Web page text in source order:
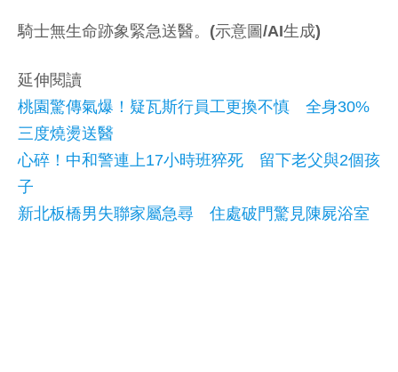
騎士無生命跡象緊急送醫。(示意圖/AI生成)
延伸閱讀
桃園驚傳氣爆！疑瓦斯行員工更換不慎 全身30%
三度燒燙送醫
心碎！中和警連上17小時班猝死 留下老父與2個孩
子
新北板橋男失聯家屬急尋 住處破門驚見陳屍浴室